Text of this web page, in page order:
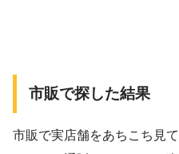
市販で探した結果
市販で実店舗をあちこち見